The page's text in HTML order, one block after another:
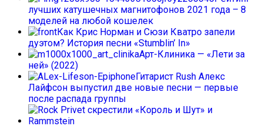
лучших катушечных магнитофонов 2021 года – 8
моделей на любой кошелек
Как Крис Норман и Сюзи Кватро запели
дуэтом? История песни «Stumblin’ In»
Арт-Клиника — «Лети за
ней» (2022)
Гитарист Rush Алекс
Лайфсон выпустил две новые песни — первые
после распада группы